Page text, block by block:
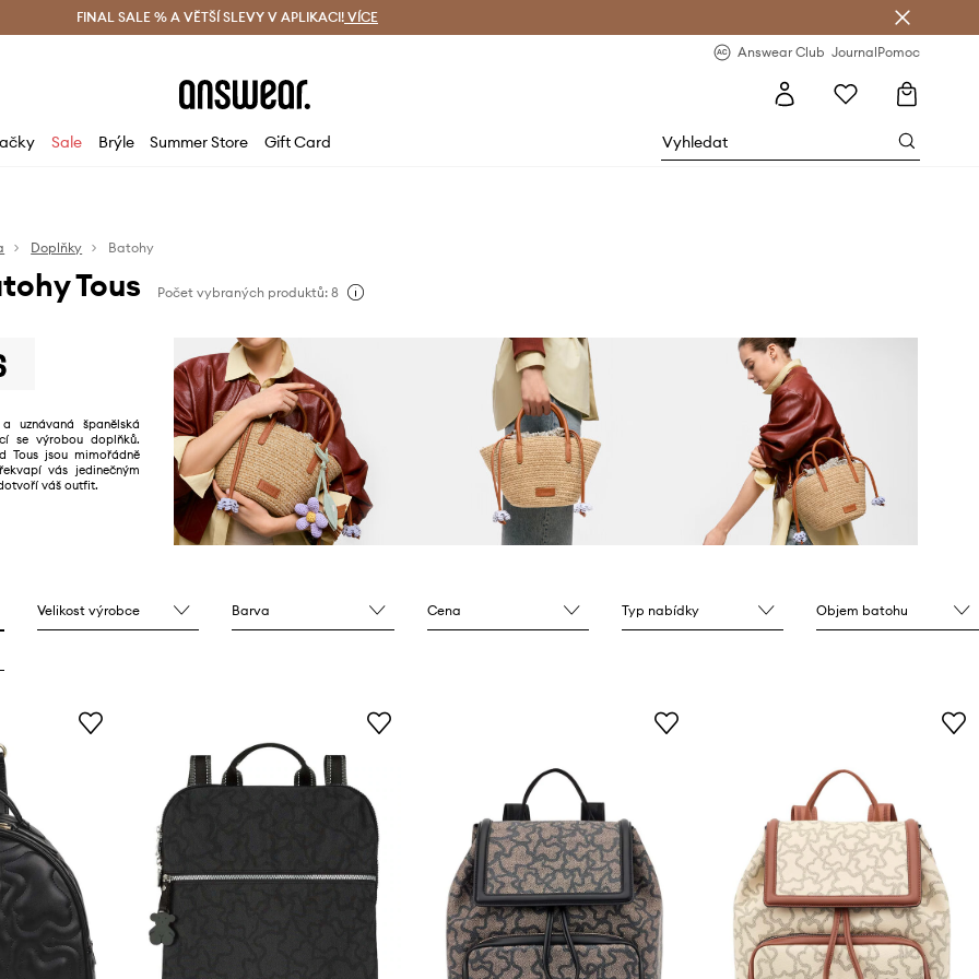
zdarma (od 1800 Kč) Doručení i do 24 h
FINAL SALE % A VĚTŠÍ SLEVY V APLIKACI! VÍCE
Answear Club JournalPomoc
Sale Brýle Summer Store Gift Card
Doplňky Batohy
Tous Počet vybraných produktů: 8
uznávaná španělská
se výrobou doplňků.
Tous jsou mimořádně
vás jedinečným
váš outfit.
Velikost výrobce Barva Cena Typ nabídky Objem batohu